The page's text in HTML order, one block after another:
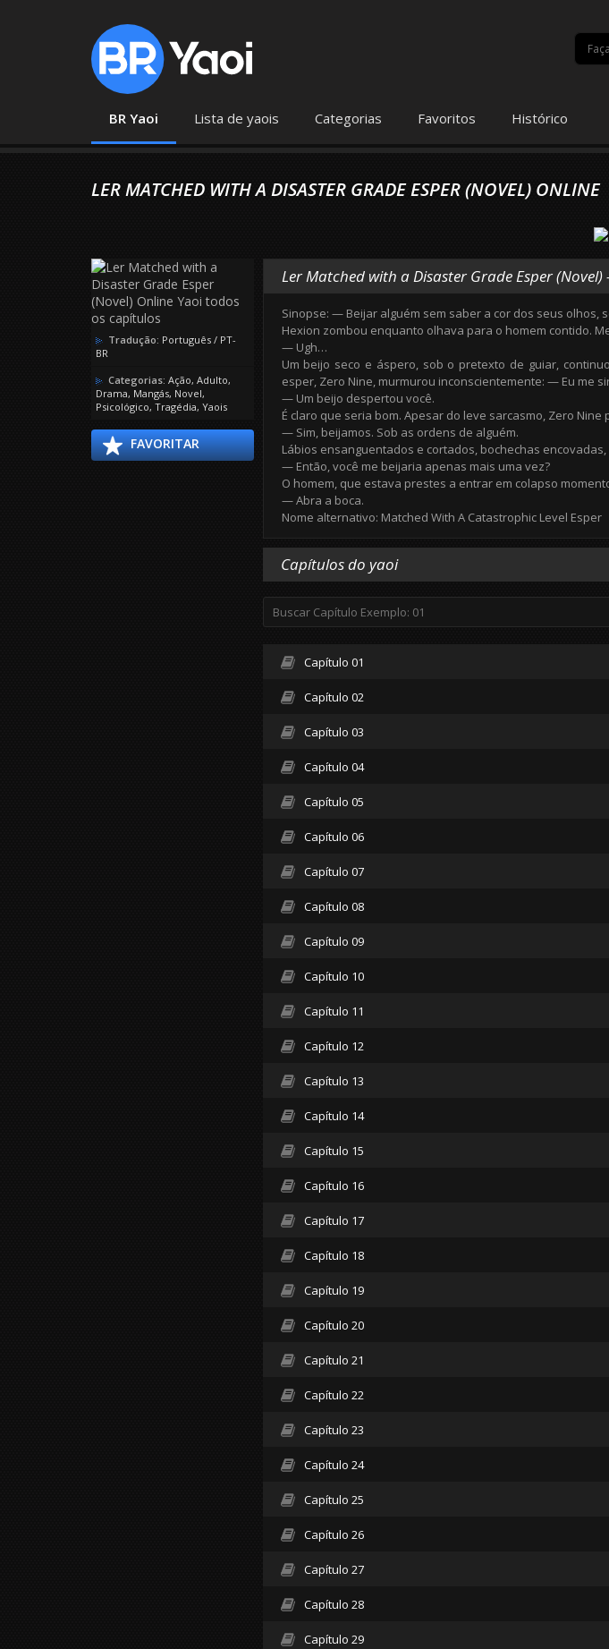
BR Yaoi Lista de yaois Categorias Favoritos Histórico
LER MATCHED WITH A DISASTER GRADE ESPER (NOVEL) ONLINE
Tradução: Português / PT-
BR
Categorias: Ação, Adulto,
Drama, Mangás, Novel,
Psicológico, Tragédia, Yaois
FAVORITAR
Ler Matched with a Disaster Grade Esper (Novel)
Sinopse: — Beijar alguém sem saber a cor dos seus olhos,
Hexion zombou enquanto olhava para o homem contido.
— Ugh…
Um beijo seco e áspero, sob o pretexto de guiar,
esper, Zero Nine, murmurou inconscientemente: — Eu me
— Um beijo despertou você.
É claro que seria bom. Apesar do leve sarcasmo, Zero
— Sim, beijamos. Sob as ordens de alguém.
Lábios ensanguentados e cortados, bochechas
— Então, você me beijaria apenas mais uma vez?
O homem, que estava prestes a entrar em colapso
— Abra a boca.
Nome alternativo: Matched With A Catastrophic Level Esper
Capítulos do yaoi
Capítulo 01
Capítulo 02
Capítulo 03
Capítulo 04
Capítulo 05
Capítulo 06
Capítulo 07
Capítulo 08
Capítulo 09
Capítulo 10
Capítulo 11
Capítulo 12
Capítulo 13
Capítulo 14
Capítulo 15
Capítulo 16
Capítulo 17
Capítulo 18
Capítulo 19
Capítulo 20
Capítulo 21
Capítulo 22
Capítulo 23
Capítulo 24
Capítulo 25
Capítulo 26
Capítulo 27
Capítulo 28
Capítulo 29